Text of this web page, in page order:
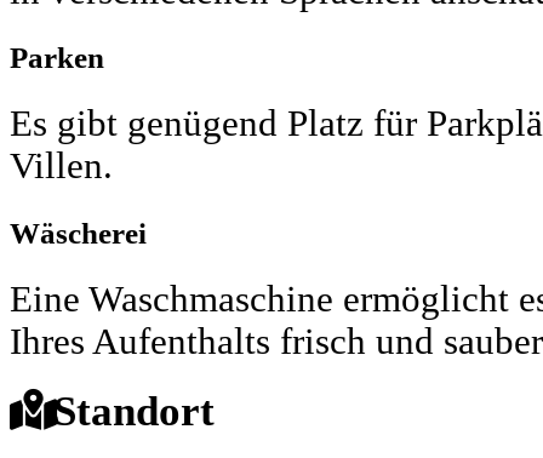
Parken
Es gibt genügend Platz für
Villen.
Wäscherei
Eine Waschmaschine ermöglicht
Ihres Aufenthalts frisch und
Standort